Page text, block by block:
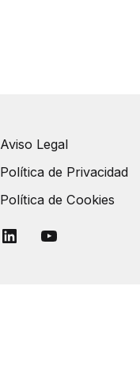
Aviso Legal
Política de Privacidad
Política de Cookies
Linkedin